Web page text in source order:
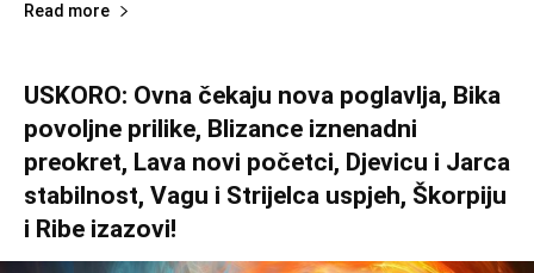
Read more
USKORO: Ovna čekaju nova poglavlja, Bika
povoljne prilike, Blizance iznenadni
preokret, Lava novi početci, Djevicu i Jarca
stabilnost, Vagu i Strijelca uspjeh, Škorpiju
i Ribe izazovi!